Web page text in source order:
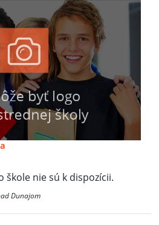
škole nie sú k dispozícii.
Dunajom